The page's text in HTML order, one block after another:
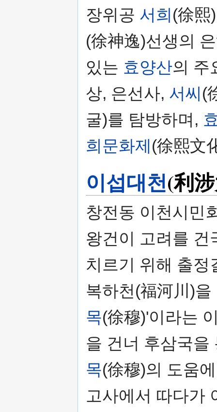
장위공 서희 (徐熙
(徐神逸)선생의
있는 효양산의 주
상, 은선사, 서씨 (
굴)를 탐방하며,
희문화제 (徐熙文
이섭대천(利
창전동 이천시민
왕건이 고려를 건
치르기 위해 출정
복하천(福河川)
목(徐穆)'이라는
을 건너 후삼국
목(徐穆)의 도움
고사에서 따다가